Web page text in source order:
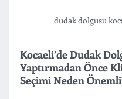
dudak dolgusu
Kocaeli’de Dudak
Yaptırmadan Önce
Seçimi Neden